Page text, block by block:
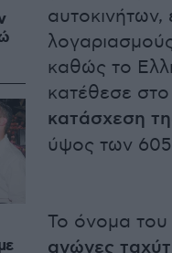
αυτοκινήτων,
καθώς το
κατέθεσε
κατάσχεση
ύψος των
Το όνομα του
αγώνες